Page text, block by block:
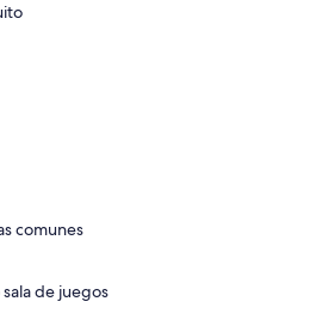
comunes
de juegos